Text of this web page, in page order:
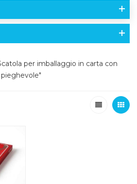
per imballaggio in carta con